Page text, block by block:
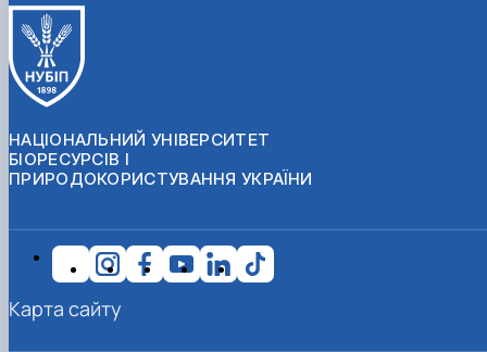
НАЦІОНАЛЬНИЙ УНІВЕРСИТЕТ
БІОРЕСУРСІВ І
ПРИРОДОКОРИСТУВАННЯ УКРАЇНИ
Карта сайту